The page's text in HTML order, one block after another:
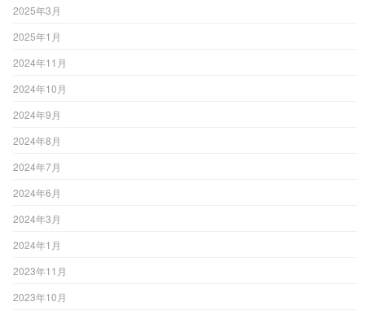
2025年3月
2025年1月
2024年11月
2024年10月
2024年9月
2024年8月
2024年7月
2024年6月
2024年3月
2024年1月
2023年11月
2023年10月